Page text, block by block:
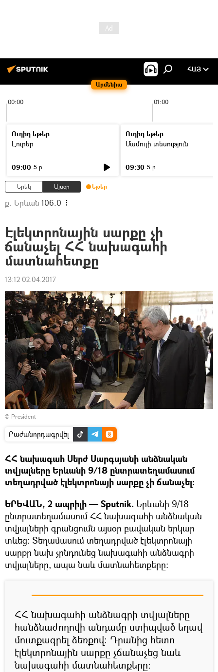
Արմենիա
ՀԱՅ
00:00 01:00
Ուղիղ եթեր
Լուրեր
09:00 5 ր
Ուղիղ եթեր
Մամուլի տեսություն
09:30 5 ր
Երեկ Այսօր Եթեր
ք. Երևան 106.0
Էլեկտրոնային սարքը չի
ճանաչել ՀՀ նախագահի
մատնահետքը
13:12 02.04.2017
© President
Բաժանորդագրվել
ՀՀ նախագահ Սերժ Սարգսյանի անձնական
տվյալները Երևանի 9/18 ընտրատեղամասում
տեղադրված էլեկտրոնայի սարքը չի ճանաչել:
ԵՐԵՎԱՆ, 2 ապրիլի — Sputnik. Երևանի 9/18
ընտրատեղամասում ՀՀ նախագահի անձնական
տվյալների գրանցումն այսօր բավական երկար
տևեց: Տեղամասում տեղադրված էլեկտրոնայի
սարքը նախ չընդունեց նախագահի անձնագրի
տվյալները, ապա նաև մատնահետքերը:
ՀՀ նախագահի անձնագրի տվյալները
հանձնաժողովի անդամը ստիպված եղավ
մուտքագրել ձեռքով: Դրանից հետո
էլեկտրոնային սարքը չճանաչեց նաև
նախագահի մատնահետքերը: